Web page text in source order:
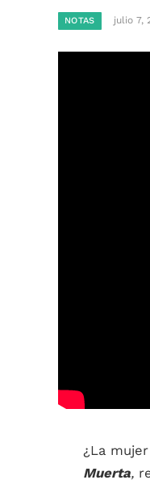
NOTAS julio 7,
¿La
Muerta,